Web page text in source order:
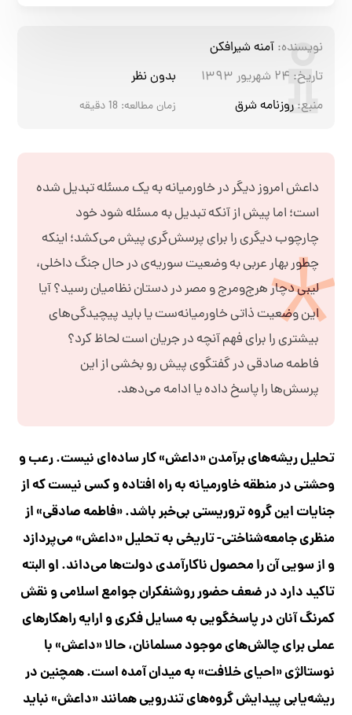
نویسنده: آمنه شیرافکن
تاریخ: ۲۴ شهریور ۱۳۹۳
بدون نظر
منبع: روزنامه شرق زمان مطالعه: 18دقیقه
داعش امروز دیگر در خاورمیانه به یک مسئله تبدیل شده‌
است؛ اما پیش از آنکه تبدیل به مسئله شود خود
چارچوب دیگری را برای پرسش‌گری پیش می‌کشد؛ اینکه
چطور بهار عربی به وضعیت سوریه‌‌ی در حال جنگ داخلی،
لیبی دچار هرج‌و‌مرج و مصر در دستان نظامیان رسید؟ آیا
این وضعیت ذاتی خاورمیانه‌ست یا باید پیچیدگی‌های
بیشتری را برای فهم آنچه در جریان است لحاظ کرد؟
فاطمه صادقی در گفتگوی پیش رو بخشی از این
پرسش‌ها را پاسخ داده یا ادامه می‌دهد.
تحلیل ریشه‌های برآمدن «داعش» کار ساده‌ای نیست. رعب و
وحشتی در منطقه خاورمیانه به راه افتاده و کسی نیست که از
جنایات این گروه تروریستی بی‌خبر باشد. «فاطمه صادقی» از
منظری جامعه‌شناختی- تاریخی به تحلیل «داعش» می‏‌پردازد
و از سویی آن را محصول ناکارآمدی دولت‌ها می‌داند. او البته
تاکید دارد در ضعف حضور روشنفکران جوامع اسلامی و نقش
کمرنگ آنان در پاسخگویی به مسایل فکری و ارایه راهکار‌های
عملی برای چالش‌های موجود مسلمانان، حالا «داعش» با
نوستالژی «احیای خلافت» به میدان آمده است. همچنین در
ریشه‌یابی پیدایش گروه‌های تندرویی همانند «داعش» نباید